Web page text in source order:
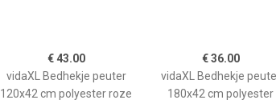
€ 43.00
vidaXL Bedhekje peuter
120x42 cm polyester roze
€ 36.00
vidaXL Bedhekje
180x42 cm polyester